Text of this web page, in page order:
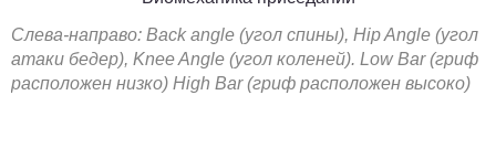
Слева-направо: Back angle (угол спины), Hip Angle (угол
атаки бедер), Knee Angle (угол коленей). Low Bar (гриф
расположен низко) High Bar (гриф расположен высоко)